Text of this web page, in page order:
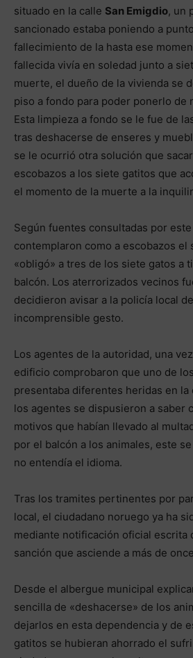
situado en la calle San Emigdio, un
sancionado estaba poniendo a
fallecimiento de la hasta ese
fallecida vivía en soledad junto a
muerte, el dueño de la vivienda se
piso a fondo para poder ponerlo de
Esta limpieza a fondo se le fue de
tras deshacerse de enseres y
se le ocurrió otra solución que
escobazos a los siete gatitos que
el momento de la muerte a la
Según fuentes consultadas por
contemplaron como a escobazos el
«obligó» a tres de los siete gatos a
balcón. Los aterrorizados vecinos
decidieron avisar a la policía local
incomprensible gesto.
Los agentes de la autoridad, una
edificio comprobaron que uno de
presentaba diferentes heridas en la
los agentes se dispusieron a saber
motivos que habían llevado al
por el balcón a los animales, este
no entendía el idioma.
Tras los tramites pertinentes por
local, el ciudadano noruego ya ha
mediante notificación oficial escrita
sanción que asciende a más de
Desde el albergue municipal
sencilla de «deshacerse» de los
dejarlos en esta dependencia y de
gatitos se hubieran ahorrado el